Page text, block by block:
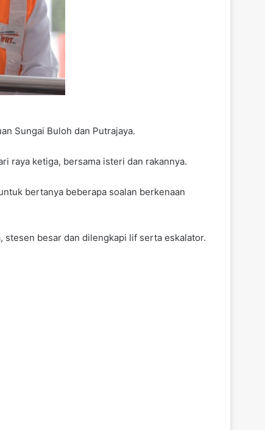
Sungai Buloh dan Putrajaya.
raya ketiga, bersama isteri dan rakannya.
bertanya beberapa soalan berkenaan
stesen besar dan dilengkapi lif serta eskalator.